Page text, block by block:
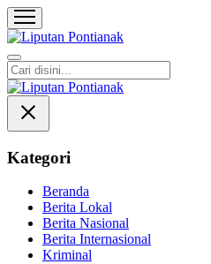
Liputan Pontianak
Berita Terkini dan TerUpdate
Kategori
Beranda
Berita Lokal
Berita Nasional
Berita Internasional
Kriminal